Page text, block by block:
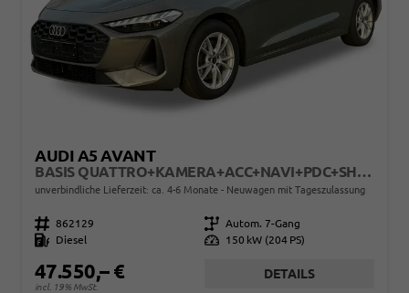
AUDI A5 AVANT
BASIS QUATTRO+KAMERA+ACC+NAVI+PDC+SHZ+EL. HECKKL.
unverbindliche Lieferzeit: ca. 4-6 Monate Neuwagen mit Tageszulassung
Fahrzeugnr. 862129 Getriebe Autom. 7-Gang
Kraftstoff
Diesel Leistung 150 kW (204 PS)
47.550,– €
incl. 19% MwSt.
DETAILS